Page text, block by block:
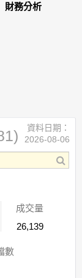
財務分析
資料日期：
2026-08-06
成交量
26,139
數